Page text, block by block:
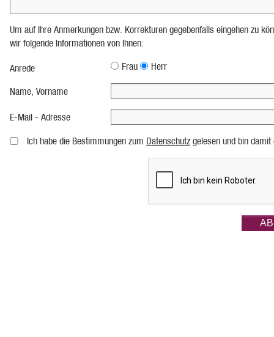
Um auf Ihre Anmerkungen bzw. Korrekturen gegebenfalls eingehen zu
wir folgende Informationen von Ihnen:
Anrede Frau Herr
Name, Vorname
E-Mail - Adresse
Ich habe die Bestimmungen zum Datenschutz gelesen und bin